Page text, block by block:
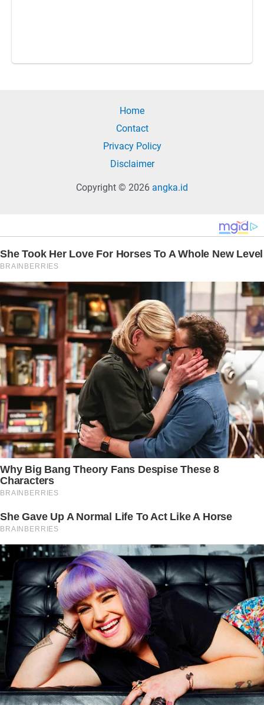
Home
Contact
Privacy Policy
Disclaimer
Copyright © 2026 angka.id